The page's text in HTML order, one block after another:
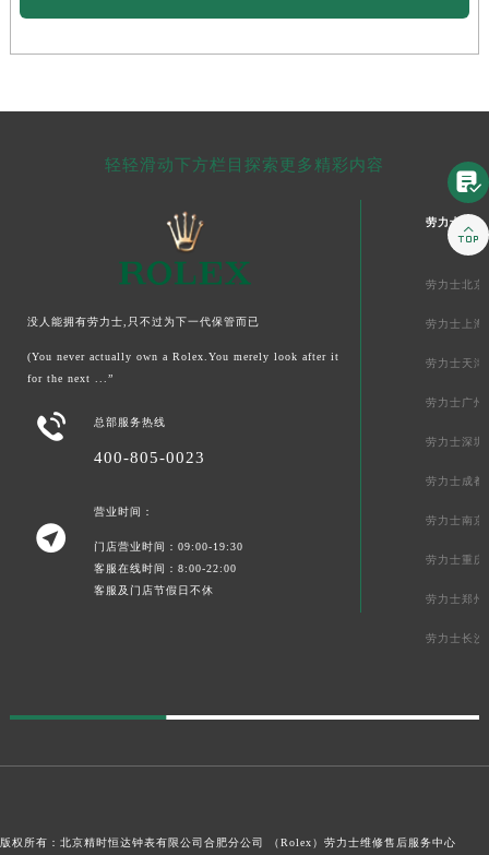
轻轻滑动下方栏目探索更多精彩内容
没人能拥有劳力士,只不过为下一代保管而已
(You never actually own a Rolex.You merely look after it
for the next ...”
 总部服务热线
400-805-0023

营业时间：
门店营业时间：09:00-19:30
客服在线时间：8:00-22:00
客服及门店节假日不休
劳力士中国
劳力士北京
劳力士上海
劳力士天津
劳力士广州
劳力士深圳
劳力士成都
劳力士南京
劳力士重庆
劳力士郑州
劳力士长沙
版权所有：北京精时恒达钟表有限公司合肥分公司 （Rolex） 劳力士维修售后服务中心

